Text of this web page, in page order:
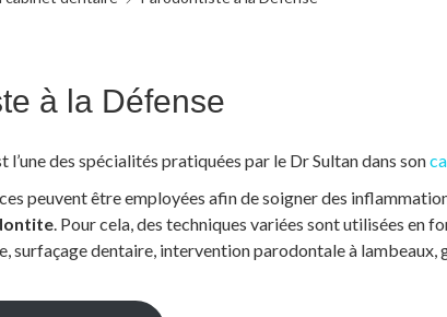
à la Défense
des spécialités pratiquées par le Dr Sultan dans son
peuvent être employées afin de soigner des
. Pour cela, des techniques variées sont utilisées en
surfaçage dentaire, intervention parodontale à lambeaux,